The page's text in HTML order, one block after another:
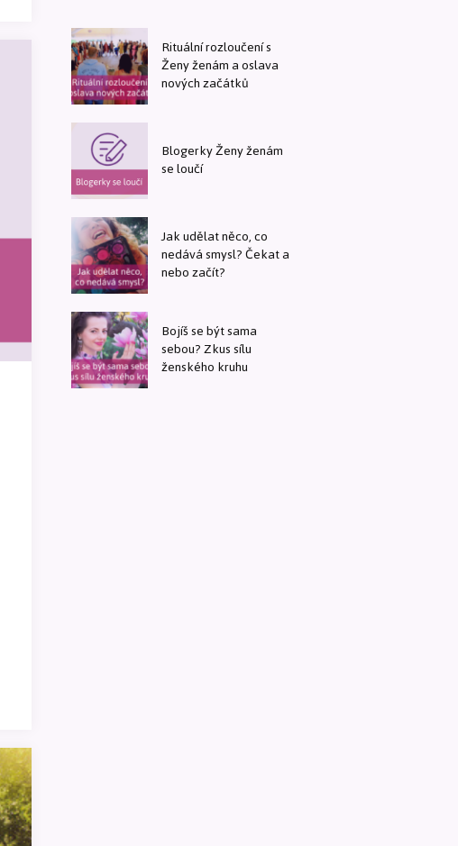
Rituální rozloučení s
Ženy ženám a oslava
nových začátků
Blogerky Ženy ženám
se loučí
Jak udělat něco, co
nedává smysl? Čekat a
nebo začít?
Bojíš se být sama
sebou? Zkus sílu
ženského kruhu